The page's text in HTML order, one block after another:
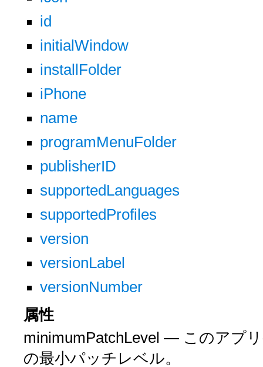
id
initialWindow
installFolder
iPhone
name
programMenuFolder
publisherID
supportedLanguages
supportedProfiles
version
versionLabel
versionNumber
属性
minimumPatchLevel — このアプ
の最小パッチレベル。